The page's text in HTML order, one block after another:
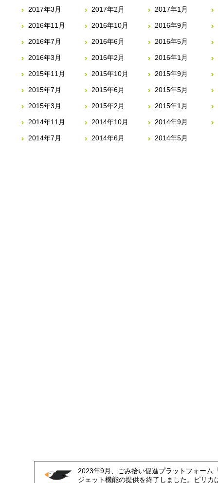
2017年3月 2017年2月 2017年1月
2016年11月 2016年10月 2016年9月
2016年7月 2016年6月 2016年5月
2016年3月 2016年2月 2016年1月
2015年11月 2015年10月 2015年9月
2015年7月 2015年6月 2015年5月
2015年3月 2015年2月 2015年1月
2014年11月 2014年10月 2014年9月
2014年7月 2014年6月 2014年5月
2023年9月、ごみ拾い促進プラットフォーム
ジェット機能の提供を終了しました。ピリカ